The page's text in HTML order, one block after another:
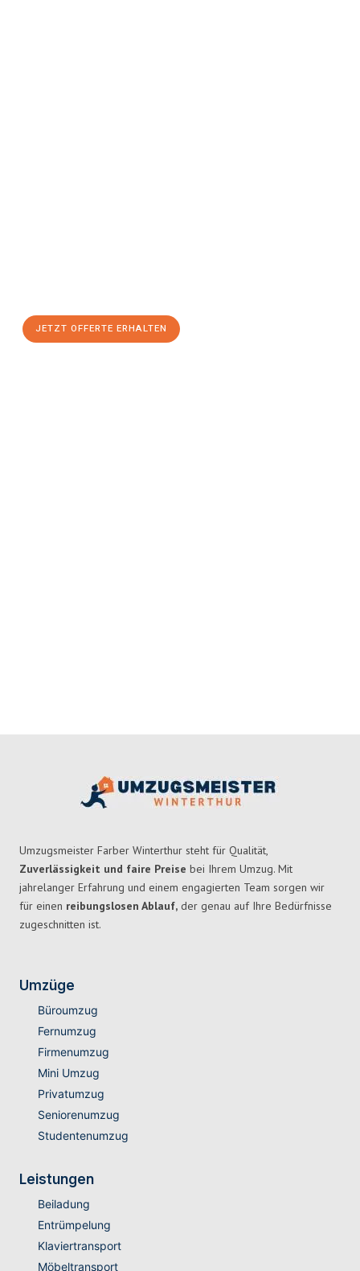
JETZT OFFERTE ERHALTEN
Umzugsmeister Farber Winterthur steht für Qualität,
Zuverlässigkeit und faire Preise bei Ihrem Umzug. Mit
jahrelanger Erfahrung und einem engagierten Team sorgen wir
für einen reibungslosen Ablauf, der genau auf Ihre Bedürfnisse
zugeschnitten ist.
Umzüge
Büroumzug
Fernumzug
Firmenumzug
Mini Umzug
Privatumzug
Seniorenumzug
Studentenumzug
Leistungen
Beiladung
Entrümpelung
Klaviertransport
Möbeltransport